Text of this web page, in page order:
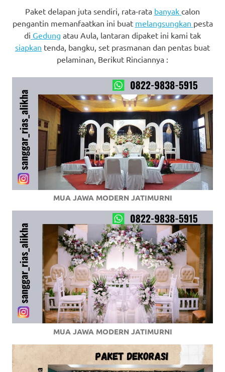
Paket delapan juta sendiri, rata-rata banyak calon
pengantin memanfaatkan ini buat melangsungkan pesta
di Gedung atau Aula, lantaran dipaket ini kami tak
siapkan tenda, bangku, set prasmanan dan pentas buat
pelaminan, Berikut Rinciannya :
MUA JAWA MODERN JATIMURNI
MUA JAWA MODERN JATIMURNI